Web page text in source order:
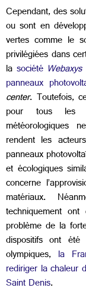
Cependant, des
ou sont en
vertes comme le
privilégiées dans
la société Webaxys
panneaux
center. Toutefois,
pour tous les
météorologiques
rendent les
panneaux
et écologiques
concerne
matériaux.
techniquement
problème de la
dispositifs ont
olympiques, la
rediriger la chaleur
Saint Denis.